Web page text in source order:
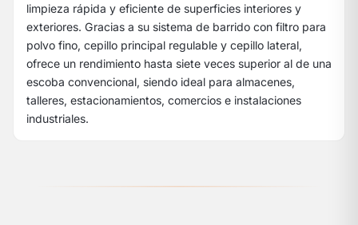
limpieza rápida y eficiente de superficies interiores y
exteriores. Gracias a su sistema de barrido con filtro para
polvo fino, cepillo principal regulable y cepillo lateral,
ofrece un rendimiento hasta siete veces superior al de una
escoba convencional, siendo ideal para almacenes,
talleres, estacionamientos, comercios e instalaciones
industriales.